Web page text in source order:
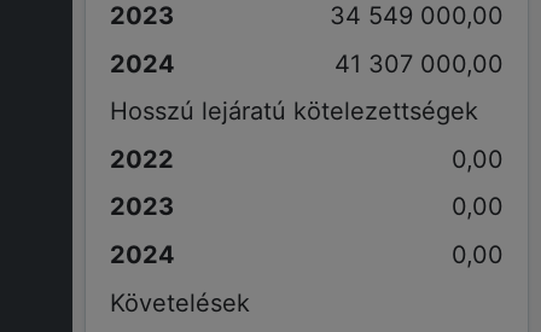
34 549 000,00
41 307 000,00
Hosszú lejáratú kötelezettségek
0,00
0,00
0,00
Követelések